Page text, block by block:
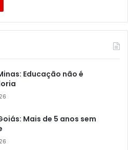
Educação não é
Mais de 5 anos sem